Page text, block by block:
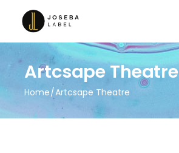
Artcsape Theatre
Home Artcsape Theatre